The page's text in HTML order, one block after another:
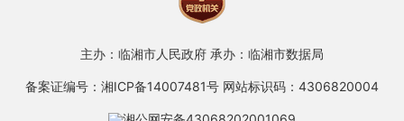
主办：临湘市人民政府 承办：临湘市数据局
备案证编号：湘ICP备14007481号 网站标识码：4306820004